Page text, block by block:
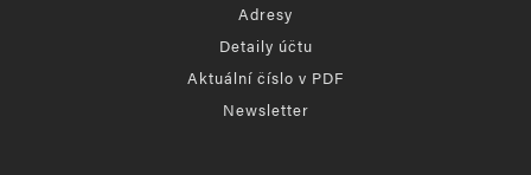
Adresy
Detaily účtu
Aktuální číslo v PDF
Newsletter